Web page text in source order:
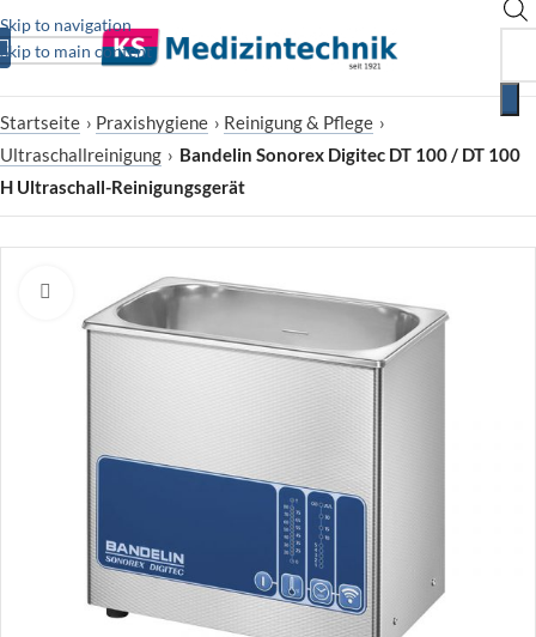
Skip to navigation
Skip to main content
Startseite › Praxishygiene › Reinigung & Pflege ›
Ultraschallreinigung › Bandelin Sonorex Digitec DT 100 / DT 100
H Ultraschall-Reinigungsgerät
Zum Vergrößern klicken